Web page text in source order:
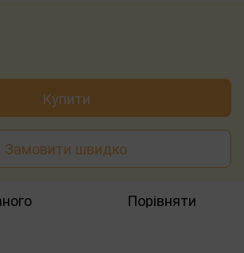
Купити
Замовити швидко
Порівняти